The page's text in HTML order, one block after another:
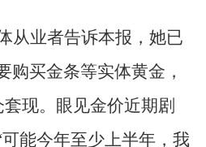
从业者告诉本报，她已
购买金条等实体黄金，
现。眼见金价近期剧
能今年至少上半年，我